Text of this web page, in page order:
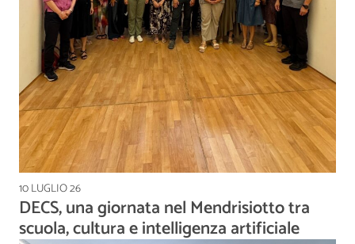
10 LUGLIO 26
DECS, una giornata nel Mendrisiotto tra
scuola, cultura e intelligenza artificiale